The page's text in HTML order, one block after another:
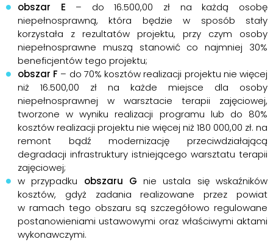
obszar E – do 16.500,00 zł na każdą osobę
niepełnosprawną, która będzie w sposób stały
korzystała z rezultatów projektu, przy czym osoby
niepełnosprawne muszą stanowić co najmniej 30%
beneficjentów tego projektu;
obszar F – do 70% kosztów realizacji projektu nie więcej
niż 16.500,00 zł na każde miejsce dla osoby
niepełnosprawnej w warsztacie terapii zajęciowej,
tworzone w wyniku realizacji programu lub do 80%
kosztów realizacji projektu nie więcej niż 180 000,00 zł. na
remont bądź modernizację przeciwdziałającą
degradacji infrastruktury istniejącego warsztatu terapii
zajęciowej;
w przypadku obszaru G nie ustala się wskaźników
kosztów, gdyż zadania realizowane przez powiat
w ramach tego obszaru są szczegółowo regulowane
postanowieniami ustawowymi oraz właściwymi aktami
wykonawczymi.